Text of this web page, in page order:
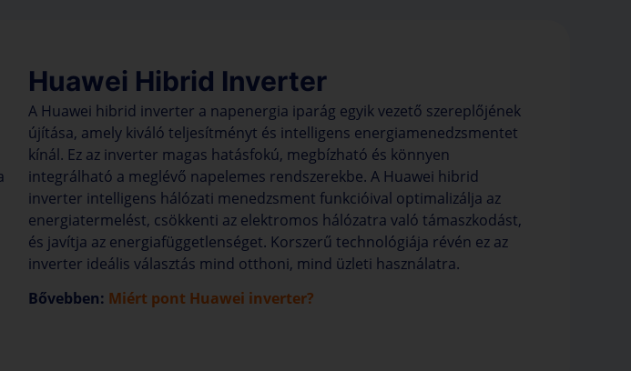
Huawei Hibrid Inverter
A Huawei hibrid inverter a napenergia iparág egyik vezető szereplőjének
újítása, amely kiváló teljesítményt és intelligens energiamenedzsmentet
kínál. Ez az inverter magas hatásfokú, megbízható és könnyen
integrálható a meglévő napelemes rendszerekbe. A Huawei hibrid
inverter intelligens hálózati menedzsment funkcióival optimalizálja az
energiatermelést, csökkenti az elektromos hálózatra való támaszkodást,
és javítja az energiafüggetlenséget. Korszerű technológiája révén ez az
inverter ideális választás mind otthoni, mind üzleti használatra.
Bővebben: Miért pont Huawei inverter?